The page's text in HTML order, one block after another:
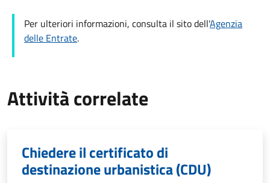
Per ulteriori informazioni, consulta il sito dell'Agenzia
delle Entrate.
Attività correlate
Chiedere il certificato di
destinazione urbanistica (CDU)